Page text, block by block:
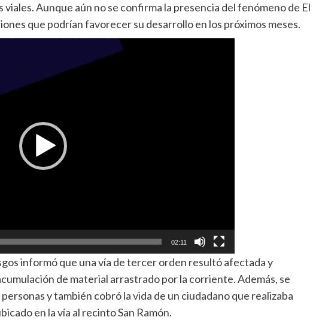
Aunque aún no se confirma la presencia del fenómeno de El
que podrían favorecer su desarrollo en los próximos meses.
02:11
informó que una vía de tercer orden resultó afectada y
de material arrastrado por la corriente. Además, se
y también cobró la vida de un ciudadano que realizaba
en la vía al recinto San Ramón.